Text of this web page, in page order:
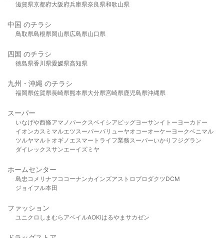
滋賀県京都府大阪府兵庫県奈良県和歌山県
中国 のチラシ
鳥取県島根県岡山県広島県山口県
四国 のチラシ
徳島県香川県愛媛県高知県
九州・沖縄 のチラシ
福岡県佐賀県長崎県熊本県大分県宮崎県鹿児島県沖縄県
スーパー
いなげや西條アマノパークスベイシア ビッグヨーサンイトーヨーカドー
イオンカスミ マルエツスーパーバリューヤオコーオーケー ヨークベニマル
ツルヤマルト オギノ エスマート ライフ業務スーパーいかり フジグラン
ダイレックスサンエーイズミヤ
ホームセンター
島忠 コメリ ナフコ コーナンカインズアストロプロダクツDCM
ジョイフル本田
ファッション
ユニクロ しまむら アベイルAOKIはるやま サカゼン